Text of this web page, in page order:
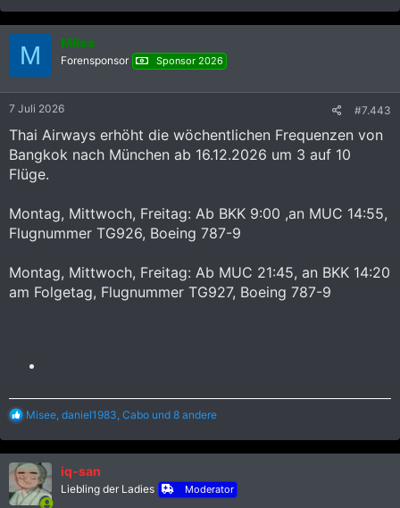
a
k
i
n
M Miles
Forensponsor Sponsor 2026
7 Juli 2026 #7.443
Thai Airways erhöht die wöchentlichen Frequenzen von
Bangkok nach München ab 16.12.2026 um 3 auf 10
Flüge.
Montag, Mittwoch, Freitag: Ab BKK 9:00 ,an MUC 14:55,
Flugnummer TG926, Boeing 787-9
Montag, Mittwoch, Freitag: Ab MUC 21:45, an BKK 14:20
am Folgetag, Flugnummer TG927, Boeing 787-9
R
a
k
t
i
o
Misee, daniel1983, Cabo und 8 andere
iq-san
Liebling der Ladies Moderator